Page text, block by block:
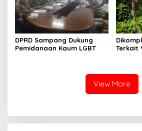
DPRD Sampang Dukung
Pemidanaan Kaum LGBT
Terkait
View More